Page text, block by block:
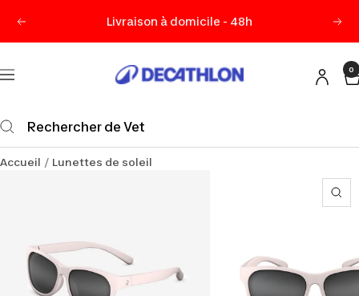
Précédent Livraison à domicile - 48h
Navigation
Decathlon
0
Accueil Lunettes de soleil